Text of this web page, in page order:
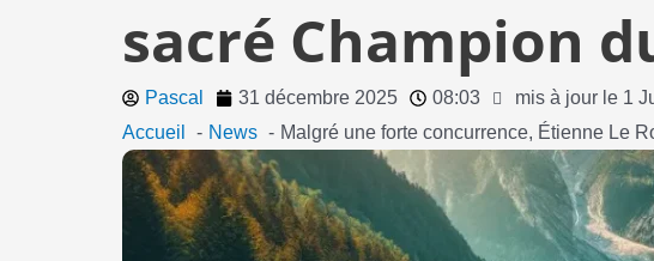
sacré Champion
Pascal 31 décembre 2025 08:03
mis à jour le 1
Accueil
News Malgré une forte concurrence, Étienne Le